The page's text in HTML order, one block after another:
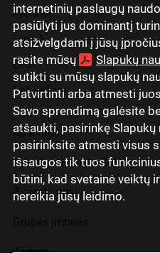
internetinių paslaugų
pasiūlyti jus dominantį
atsižvelgdami į jūsų
rasite mūsų
Slapukų
sutikti su mūsų slapukų
Patvirtinti arba atmesti
Savo sprendimą galėsite
atšaukti, pasirinkę
pasirinksite atmesti visus
išsaugos tik tuos
būtini, kad svetainė veiktų
nereikia jūsų leidimo.
Русский
English
Eesti
Lietuviškai
Apie mus
Ryšiai su investuotojais
Žiniasklaidai